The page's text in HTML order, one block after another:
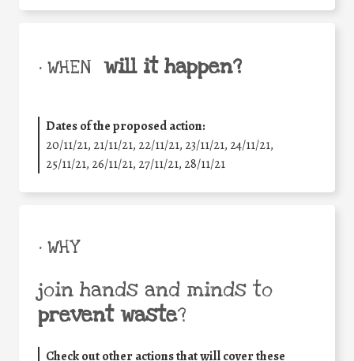
• WHEN will it happen?
Dates of the proposed action:
20/11/21, 21/11/21, 22/11/21, 23/11/21, 24/11/21,
25/11/21, 26/11/21, 27/11/21, 28/11/21
• WHY
join hands and minds to
prevent waste?
Check out other actions that will cover these